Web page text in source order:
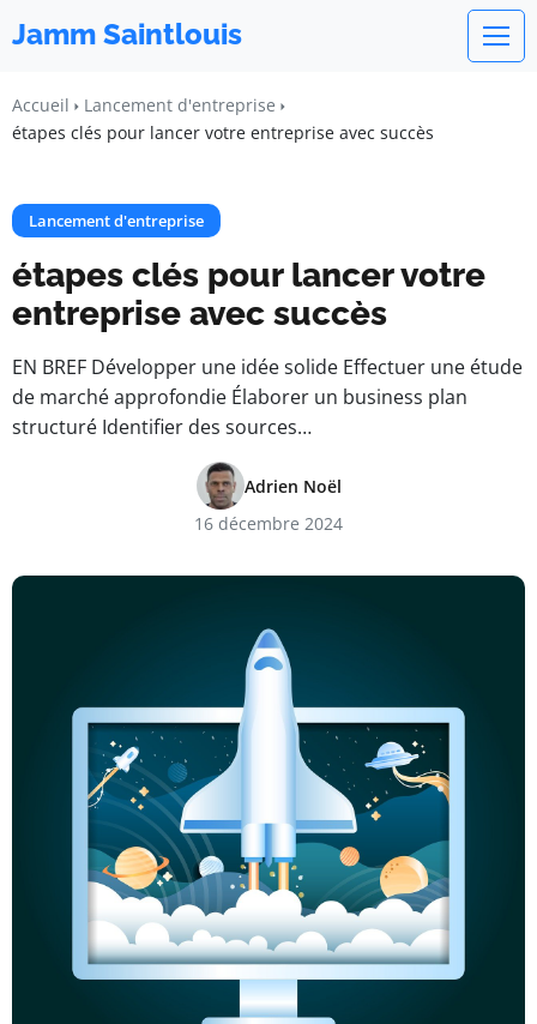
Jamm Saintlouis
Accueil
Lancement d'entreprise
étapes clés pour lancer votre entreprise avec succès
Lancement d'entreprise
étapes clés pour lancer votre
entreprise avec succès
EN BREF Développer une idée solide Effectuer une étude
de marché approfondie Élaborer un business plan
structuré Identifier des sources…
Adrien Noël
16 décembre 2024